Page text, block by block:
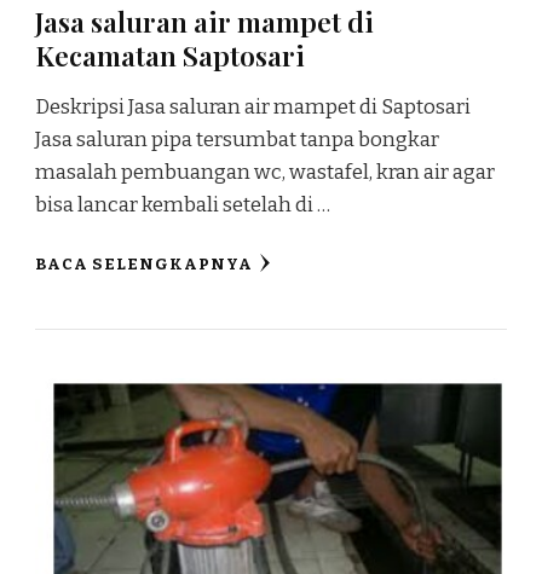
Jasa saluran air mampet di
Kecamatan Saptosari
Deskripsi Jasa saluran air mampet di Saptosari
Jasa saluran pipa tersumbat tanpa bongkar
masalah pembuangan wc, wastafel, kran air agar
bisa lancar kembali setelah di …
BACA SELENGKAPNYA